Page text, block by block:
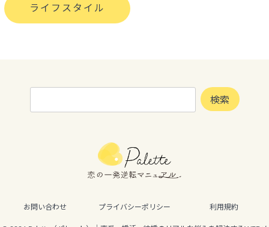
ライフスタイル
検
検索
お問い合わせ プライバシーポリシー 利用規約